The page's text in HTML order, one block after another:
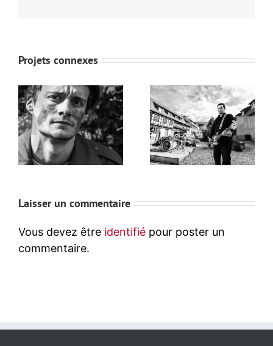
Projets connexes
Laisser un commentaire
Vous devez être identifié pour poster un
commentaire.